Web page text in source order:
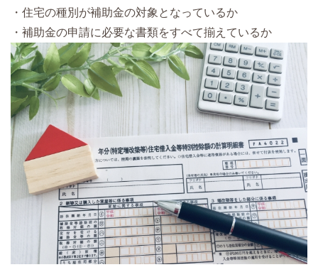
・住宅の種別が補助金の対象となっているか
・補助金の申請に必要な書類をすべて揃えているか